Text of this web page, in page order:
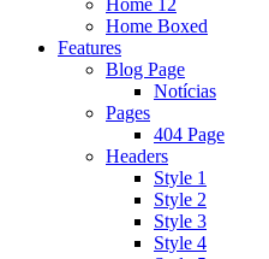
Home Boxed
Features
Blog Page
Notícias
Pages
404 Page
Headers
Style 1
Style 2
Style 3
Style 4